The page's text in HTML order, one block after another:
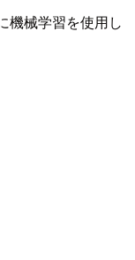
機械学習を使用し